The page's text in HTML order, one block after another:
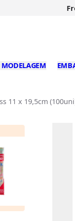
MODELAGEM
11 x 19,5cm